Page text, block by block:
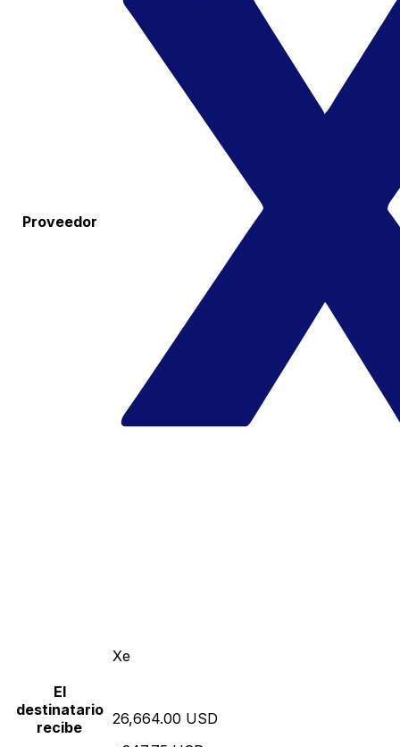
Proveedor
Xe
El
destinatario
recibe
26,664.00 USD